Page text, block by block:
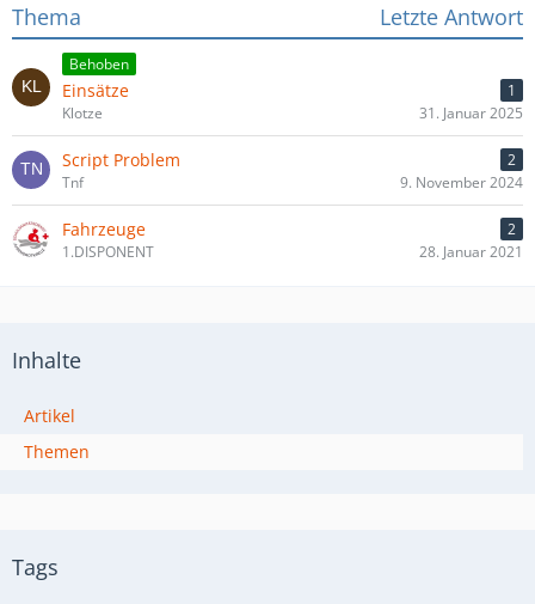
Thema Letzte Antwort
Behoben
Einsätze
1
Klotze
31. Januar 2025
Script Problem
2
Tnf
9. November 2024
Fahrzeuge
2
1.DISPONENT
28. Januar 2021
Inhalte
Artikel
Themen
Tags